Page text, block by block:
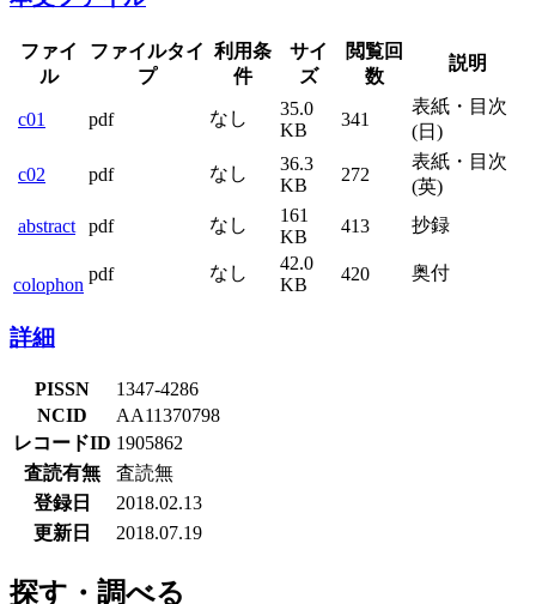
ファイ
ル
ファイルタイ
プ
利用条
件
サイ
ズ
閲覧回
数
説明
c01 pdf なし
35.0
KB
341
表紙・目次
(日)
c02 pdf なし
36.3
KB
272
表紙・目次
(英)
abstract
pdf なし
161
KB
413 抄録
colophon
pdf なし
42.0
KB
420 奥付
詳細
PISSN
1347-4286
NCID
AA11370798
レコードID 1905862
査読有無
査読無
登録日
2018.02.13
更新日
2018.07.19
探す・調べる